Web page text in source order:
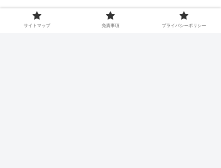
サイトマップ 免責事項 プライバシーポリシー